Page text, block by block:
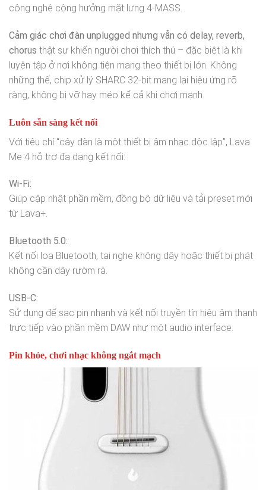
công nghệ cộng hưởng mặt lưng 4-MASS.
Cảm giác chơi đàn unplugged nhưng vẫn có delay, reverb,
chorus thật sự khiến người chơi thích thú – đặc biệt là khi
luyện tập ở nơi không tiện mang theo thiết bị lớn. Không
những thế, chip xử lý SHARC 32-bit mang lại hiệu ứng rõ
ràng, không bị vỡ hay méo kể cả khi chơi mạnh.
Luôn sẵn sàng kết nối
Với tiêu chí “cây đàn là một thiết bị âm nhạc độc lập”, Lava
Me 4 hỗ trợ đa dạng kết nối:
Wi-Fi:
Giúp cập nhật phần mềm, đồng bộ dữ liệu và tải preset mới
từ Lava+.
Bluetooth 5.0:
Kết nối loa Bluetooth, tai nghe không dây hoặc thiết bị phát
không cần dây rườm rà.
USB-C:
Sử dụng để sạc pin nhanh và kết nối truyền tín hiệu âm thanh
trực tiếp vào phần mềm DAW như một audio interface.
Pin khỏe, chơi nhạc không ngắt mạch